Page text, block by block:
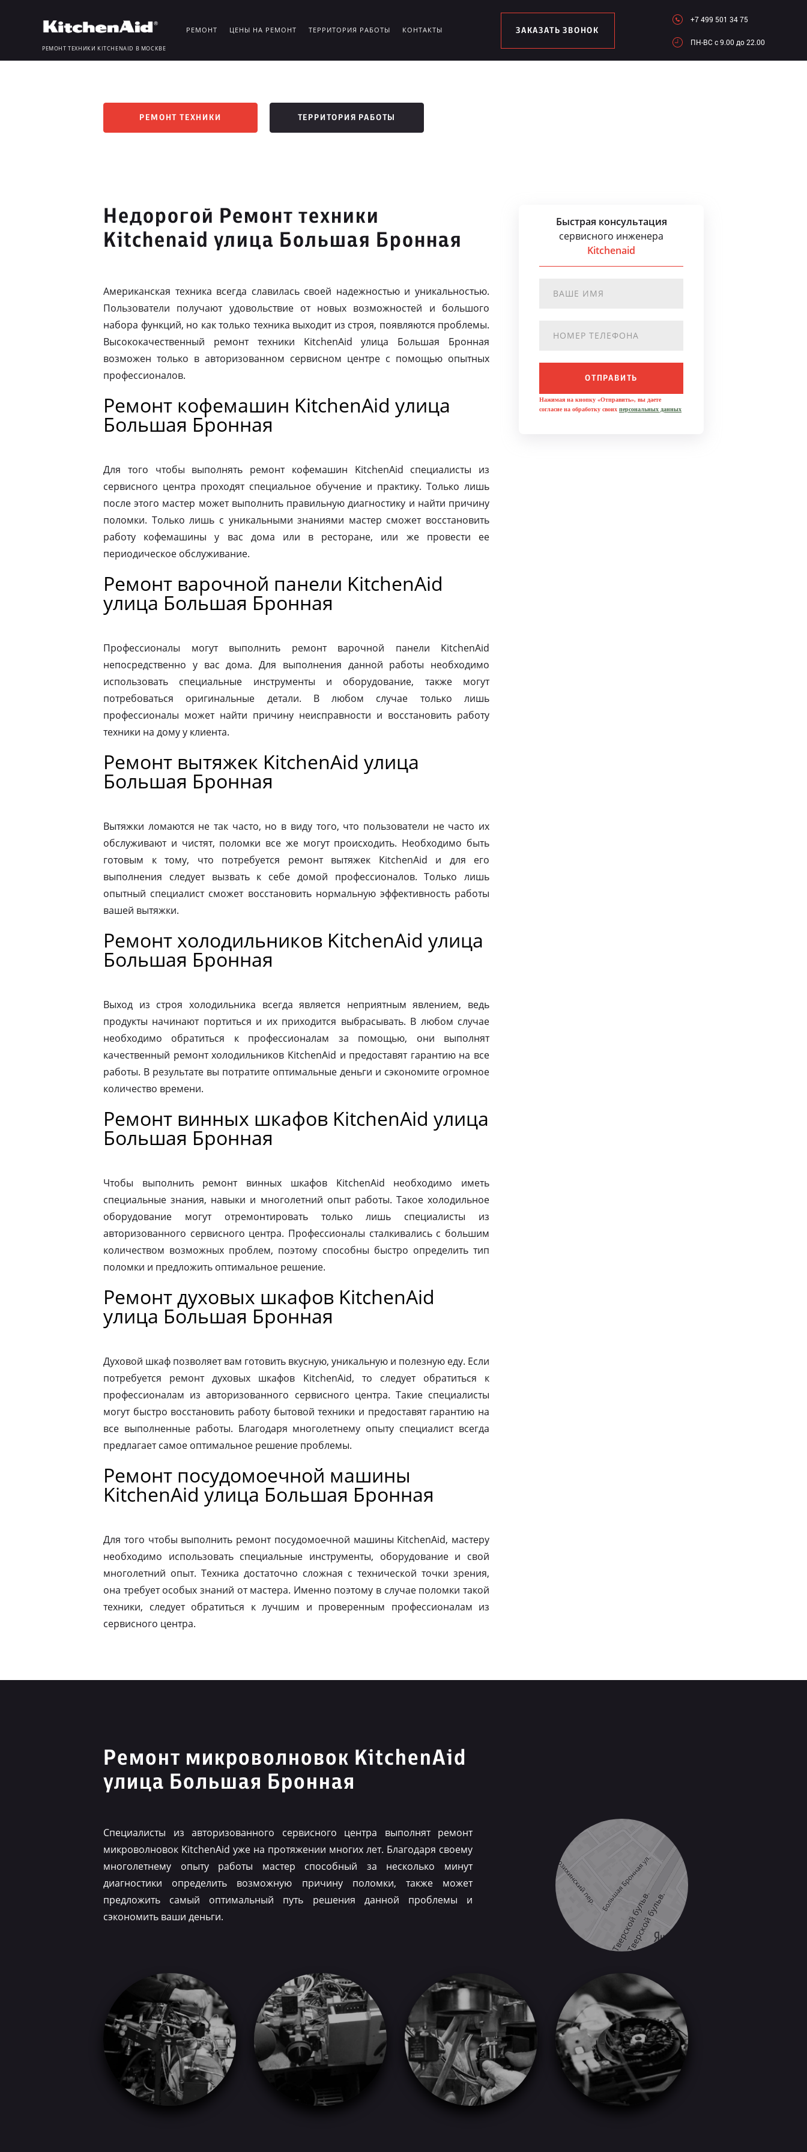
РЕМОНТ ТЕХНИКИ KITCHENAID В МОСКВЕ
РЕМОНТ ЦЕНЫ НА РЕМОНТ ТЕРРИТОРИЯ РАБОТЫ КОНТАКТЫ ЗАКАЗАТЬ ЗВОНОК
+7 499 501 34 75
ПН-ВC c 9.00 до 22.00
РЕМОНТ ТЕХНИКИ ТЕРРИТОРИЯ РАБОТЫ
Недорогой Ремонт техники
Kitchenaid улица Большая Бронная
Американская техника всегда славилась своей надежностью и уникальностью.
Пользователи получают удовольствие от новых возможностей и большого
набора функций, но как только техника выходит из строя, появляются проблемы.
Высококачественный ремонт техники KitchenAid улица Большая Бронная
возможен только в авторизованном сервисном центре с помощью опытных
профессионалов.
Ремонт кофемашин KitchenAid улица
Большая Бронная
Для того чтобы выполнять ремонт кофемашин KitchenAid специалисты из
сервисного центра проходят специальное обучение и практику. Только лишь
после этого мастер может выполнить правильную диагностику и найти причину
поломки. Только лишь с уникальными знаниями мастер сможет восстановить
работу кофемашины у вас дома или в ресторане, или же провести ее
периодическое обслуживание.
Ремонт варочной панели KitchenAid
улица Большая Бронная
Профессионалы могут выполнить ремонт варочной панели KitchenAid
непосредственно у вас дома. Для выполнения данной работы необходимо
использовать специальные инструменты и оборудование, также могут
потребоваться оригинальные детали. В любом случае только лишь
профессионалы может найти причину неисправности и восстановить работу
техники на дому у клиента.
Ремонт вытяжек KitchenAid улица
Большая Бронная
Вытяжки ломаются не так часто, но в виду того, что пользователи не часто их
обслуживают и чистят, поломки все же могут происходить. Необходимо быть
готовым к тому, что потребуется ремонт вытяжек KitchenAid и для его
выполнения следует вызвать к себе домой профессионалов. Только лишь
опытный специалист сможет восстановить нормальную эффективность работы
вашей вытяжки.
Ремонт холодильников KitchenAid улица
Большая Бронная
Выход из строя холодильника всегда является неприятным явлением, ведь
продукты начинают портиться и их приходится выбрасывать. В любом случае
необходимо обратиться к профессионалам за помощью, они выполнят
качественный ремонт холодильников KitchenAid и предоставят гарантию на все
работы. В результате вы потратите оптимальные деньги и сэкономите огромное
количество времени.
Ремонт винных шкафов KitchenAid улица
Большая Бронная
Чтобы выполнить ремонт винных шкафов KitchenAid необходимо иметь
специальные знания, навыки и многолетний опыт работы. Такое холодильное
оборудование могут отремонтировать только лишь специалисты из
авторизованного сервисного центра. Профессионалы сталкивались с большим
количеством возможных проблем, поэтому способны быстро определить тип
поломки и предложить оптимальное решение.
Ремонт духовых шкафов KitchenAid
улица Большая Бронная
Духовой шкаф позволяет вам готовить вкусную, уникальную и полезную еду. Если
потребуется ремонт духовых шкафов KitchenAid, то следует обратиться к
профессионалам из авторизованного сервисного центра. Такие специалисты
могут быстро восстановить работу бытовой техники и предоставят гарантию на
все выполненные работы. Благодаря многолетнему опыту специалист всегда
предлагает самое оптимальное решение проблемы.
Ремонт посудомоечной машины
KitchenAid улица Большая Бронная
Для того чтобы выполнить ремонт посудомоечной машины KitchenAid, мастеру
необходимо использовать специальные инструменты, оборудование и свой
многолетний опыт. Техника достаточно сложная с технической точки зрения,
она требует особых знаний от мастера. Именно поэтому в случае поломки такой
техники, следует обратиться к лучшим и проверенным профессионалам из
сервисного центра.
Быстрая консультация
сервисного инженера
Kitchenaid
ОТПРАВИТЬ
Нажимая на кнопку «Отправить», вы даете
согласие на обработку своих персональных данных
Ремонт микроволновок KitchenAid
улица Большая Бронная
Специалисты из авторизованного сервисного центра выполнят ремонт
микроволновок KitchenAid уже на протяжении многих лет. Благодаря своему
многолетнему опыту работы мастер способный за несколько минут
диагностики определить возможную причину поломки, также может
предложить самый оптимальный путь решения данной проблемы и
сэкономить ваши деньги.